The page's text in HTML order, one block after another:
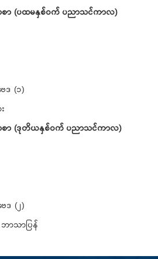
စာ (ပထမနှစ်ဝက် ပညာသင်ကာလ)
ဒ (၁)
ာစာ (ဒုတိယနှစ်ဝက် ပညာသင်ကာလ)
ဒ (၂)
ဘာသာပြန်